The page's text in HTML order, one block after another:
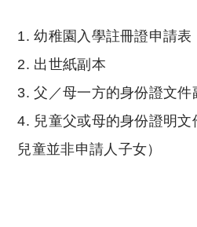
1. 幼稚園入學註冊證申請表
2. 出世紙副本
3. 父／母一方的身份證文件
4. 兒童父或母的身份證明文
兒童並非申請人子女）